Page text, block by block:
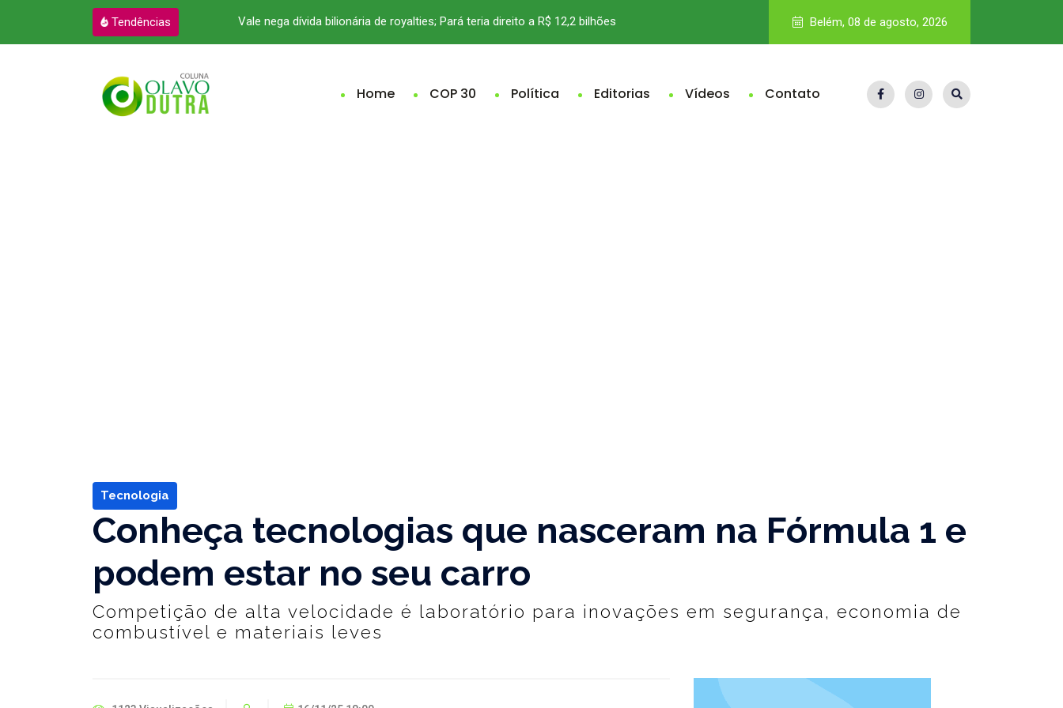
Tendências
cria um novo cenário o Pará Vale nega dívida bilionária de royalties; Pará teria direito a R$ 12,2 bilhões Pará fica abaixo da média nacional no Ideb e eleva pressão
Belém, 08 de agosto, 2026
Home COP 30 Política Editorias Vídeos Contato
Tecnologia
Conheça tecnologias que nasceram na Fórmula 1 e
podem estar no seu carro
Competição de alta velocidade é laboratório para inovações em segurança, economia de
combustível e materiais leves